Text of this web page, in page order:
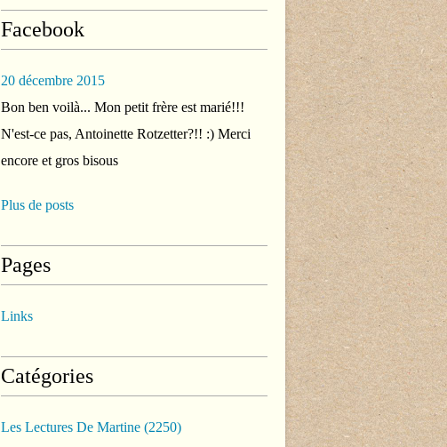
Facebook
20 décembre 2015
Bon ben voilà... Mon petit frère est marié!!!
N'est-ce pas, Antoinette Rotzetter?!! :) Merci
encore et gros bisous
Plus de posts
Pages
Links
Catégories
Les Lectures De Martine (2250)